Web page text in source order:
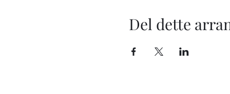
Del dette